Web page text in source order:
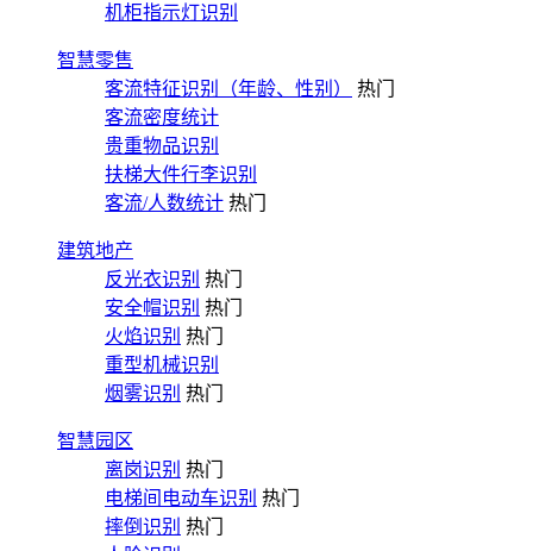
机柜指示灯识别
智慧零售
客流特征识别（年龄、性别）
热门
客流密度统计
贵重物品识别
扶梯大件行李识别
客流/人数统计 热门
建筑地产
反光衣识别 热门
安全帽识别 热门
火焰识别 热门
重型机械识别
烟雾识别 热门
智慧园区
离岗识别 热门
电梯间电动车识别 热门
摔倒识别 热门